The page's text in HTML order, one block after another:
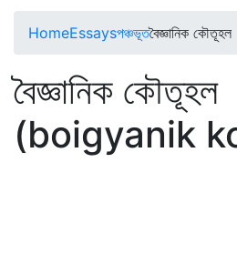
HomeEssaysপঞ্চভূতবৈজ্ঞানিক কৌতূহল
বৈজ্ঞানিক কৌতূহল
(boigyanik